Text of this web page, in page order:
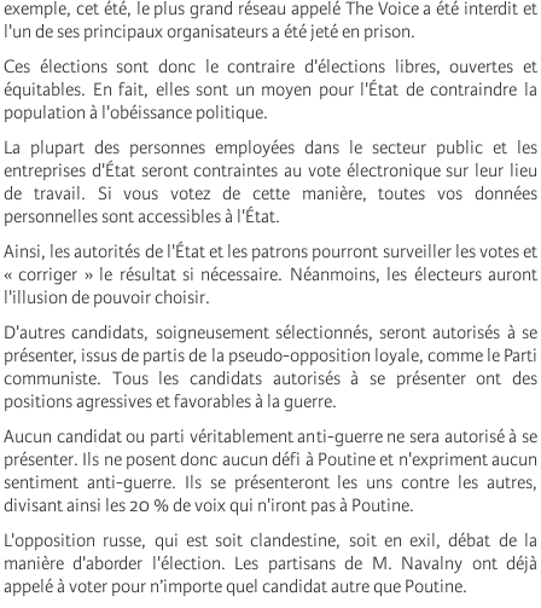
exemple, cet été, le plus grand réseau appelé The Voice a été interdit et
l'un de ses principaux organisateurs a été jeté en prison.
Ces élections sont donc le contraire d'élections libres, ouvertes et
équitables. En fait, elles sont un moyen pour l'État de contraindre la
population à l'obéissance politique.
La plupart des personnes employées dans le secteur public et les
entreprises d'État seront contraintes au vote électronique sur leur lieu
de travail. Si vous votez de cette manière, toutes vos données
personnelles sont accessibles à l'État.
Ainsi, les autorités de l'État et les patrons pourront surveiller les votes et
« corriger » le résultat si nécessaire. Néanmoins, les électeurs auront
l'illusion de pouvoir choisir.
D'autres candidats, soigneusement sélectionnés, seront autorisés à se
présenter, issus de partis de la pseudo-opposition loyale, comme le Parti
communiste. Tous les candidats autorisés à se présenter ont des
positions agressives et favorables à la guerre.
Aucun candidat ou parti véritablement anti-guerre ne sera autorisé à se
présenter. Ils ne posent donc aucun défi à Poutine et n'expriment aucun
sentiment anti-guerre. Ils se présenteront les uns contre les autres,
divisant ainsi les 20 % de voix qui n'iront pas à Poutine.
L'opposition russe, qui est soit clandestine, soit en exil, débat de la
manière d'aborder l'élection. Les partisans de M. Navalny ont déjà
appelé à voter pour n’importe quel candidat autre que Poutine.